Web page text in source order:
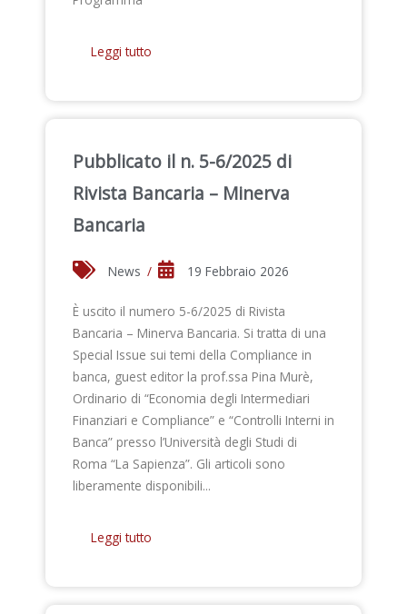
Leggi tutto
Pubblicato il n. 5-6/2025 di
Rivista Bancaria – Minerva
Bancaria
News / 19 Febbraio 2026
È uscito il numero 5-6/2025 di Rivista
Bancaria – Minerva Bancaria. Si tratta di una
Special Issue sui temi della Compliance in
banca, guest editor la prof.ssa Pina Murè,
Ordinario di “Economia degli Intermediari
Finanziari e Compliance” e “Controlli Interni in
Banca” presso l’Università degli Studi di
Roma “La Sapienza”. Gli articoli sono
liberamente disponibili...
Leggi tutto